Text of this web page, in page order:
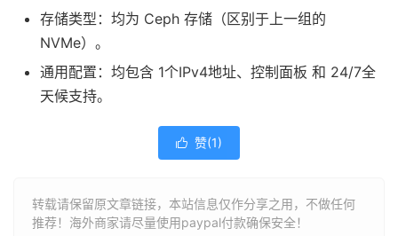
存储类型：均为 Ceph 存储（区别于上一组的
NVMe）。
通用配置：均包含 1个IPv4地址、控制面板 和 24/7全
天候支持。
 赞(1)
转载请保留原文章链接，本站信息仅作分享之用，不做任何
推荐！海外商家请尽量使用paypal付款确保安全！